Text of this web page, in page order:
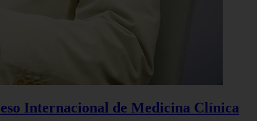
Internacional de Medicina Clínica